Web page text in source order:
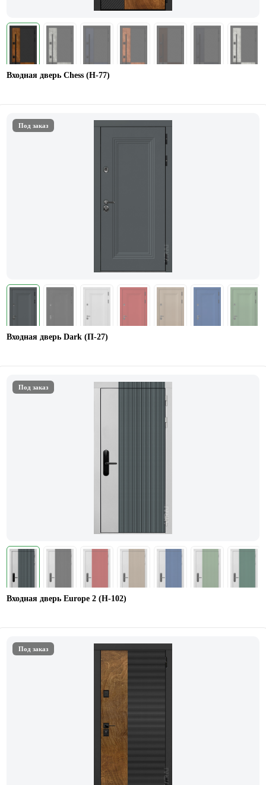
Входная дверь Chess (Н-77)
Под заказ
Входная дверь Dark (П-27)
Под заказ
Входная дверь Europe 2 (Н-102)
Под заказ